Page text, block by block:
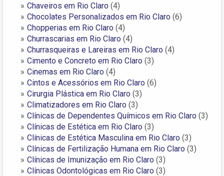
Chaveiros em Rio Claro (4)
Chocolates Personalizados em Rio Claro (6)
Chopperias em Rio Claro (4)
Churrascarias em Rio Claro (4)
Churrasqueiras e Lareiras em Rio Claro (4)
Cimento e Concreto em Rio Claro (3)
Cinemas em Rio Claro (4)
Cintos e Acessórios em Rio Claro (6)
Cirurgia Plástica em Rio Claro (3)
Climatizadores em Rio Claro (3)
Clínicas de Dependentes Químicos em Rio Claro (3)
Clínicas de Estética em Rio Claro (3)
Clínicas de Estética Masculina em Rio Claro (3)
Clínicas de Fertilização Humana em Rio Claro (3)
Clínicas de Imunização em Rio Claro (3)
Clínicas Odontológicas em Rio Claro (3)